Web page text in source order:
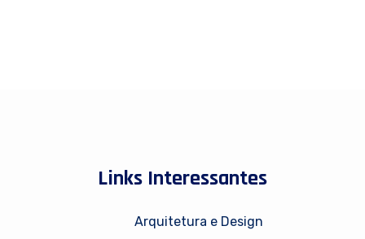
Links Interessantes
Arquitetura e Design